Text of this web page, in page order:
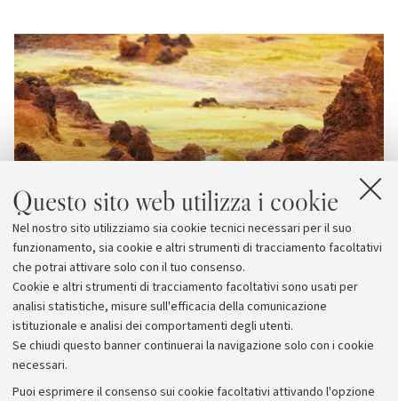
Questo sito web utilizza i cookie
Nel nostro sito utilizziamo sia cookie tecnici necessari per il suo
funzionamento, sia cookie e altri strumenti di tracciamento facoltativi
che potrai attivare solo con il tuo consenso.
Cookie e altri strumenti di tracciamento facoltativi sono usati per
analisi statistiche, misure sull'efficacia della comunicazione
istituzionale e analisi dei comportamenti degli utenti.
Se chiudi questo banner continuerai la navigazione solo con i cookie
necessari.
Puoi esprimere il consenso sui cookie facoltativi attivando l'opzione
Archivio